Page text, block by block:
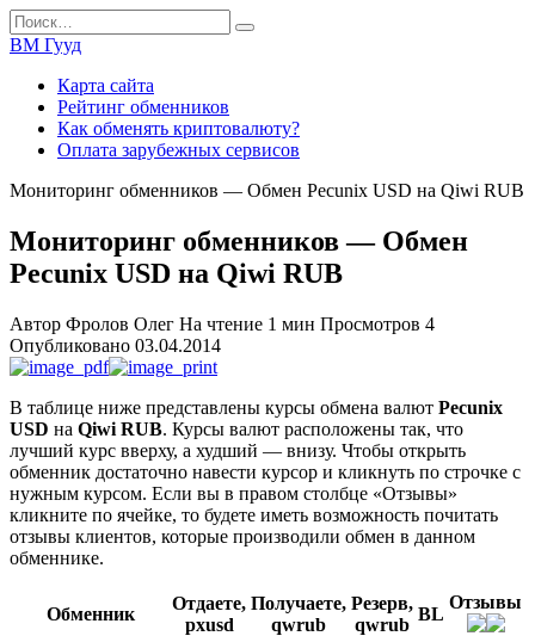
Перейти
к
содержанию
Search
for:
ВМ Гууд
Карта сайта
Рейтинг обменников
Как обменять криптовалюту?
Оплата зарубежных сервисов
Мониторинг обменников — Обмен Pecunix USD на Qiwi RUB
Мониторинг обменников — Обмен
Pecunix USD на Qiwi RUB
Автор Фролов Олег На чтение 1 мин Просмотров 4
Опубликовано 03.04.2014
В таблице ниже представлены курсы обмена валют Pecunix
USD на Qiwi RUB. Курсы валют расположены так, что
лучший курс вверху, а худший — внизу. Чтобы открыть
обменник достаточно навести курсор и кликнуть по строчке с
нужным курсом. Если вы в правом столбце «Отзывы»
кликните по ячейке, то будете иметь возможность почитать
отзывы клиентов, которые производили обмен в данном
обменнике.
Обменник
Отдаете,
pxusd
Получаете,
qwrub
Резерв,
qwrub
BL
Отзывы